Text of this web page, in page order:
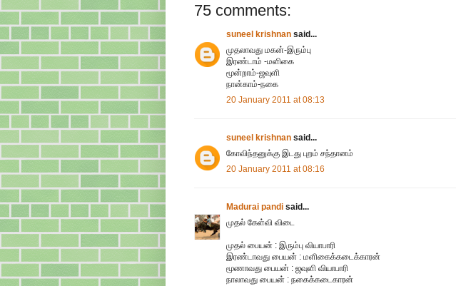
75 comments:
suneel krishnan said...
முதலாவது மகன்-இரும்பு
இரண்டாம் -மளிகை
மூன்றாம்-ஜவுளி
நான்காம்-நகை
20 January 2011 at 08:13
suneel krishnan said...
கோவிந்தனுக்கு இடது புறம் சந்தானம்
20 January 2011 at 08:16
Madurai pandi said...
முதல் கேள்வி விடை
முதல் பையன் : இரும்பு வியாபாரி
இரண்டாவது பையன் : மளிகைக்கடைக்காரன்
மூணாவது பையன் : ஜவுளி வியாபாரி
நாலாவது பையன் : நகைக்கடைகாரன்